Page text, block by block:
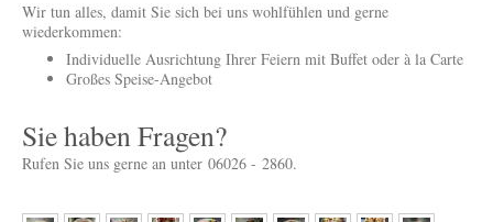
Wir tun alles, damit Sie sich bei uns wohlfühlen und gerne
wiederkommen:
Individuelle Ausrichtung Ihrer Feiern mit Buffet oder à la Carte
Großes Speise-Angebot
Sie haben Fragen?
Rufen Sie uns gerne an unter 06026 - 2860.